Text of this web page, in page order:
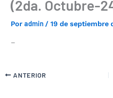
(2da. Octubre-
Poradmin /19 de septiembre
–
ANTERIOR